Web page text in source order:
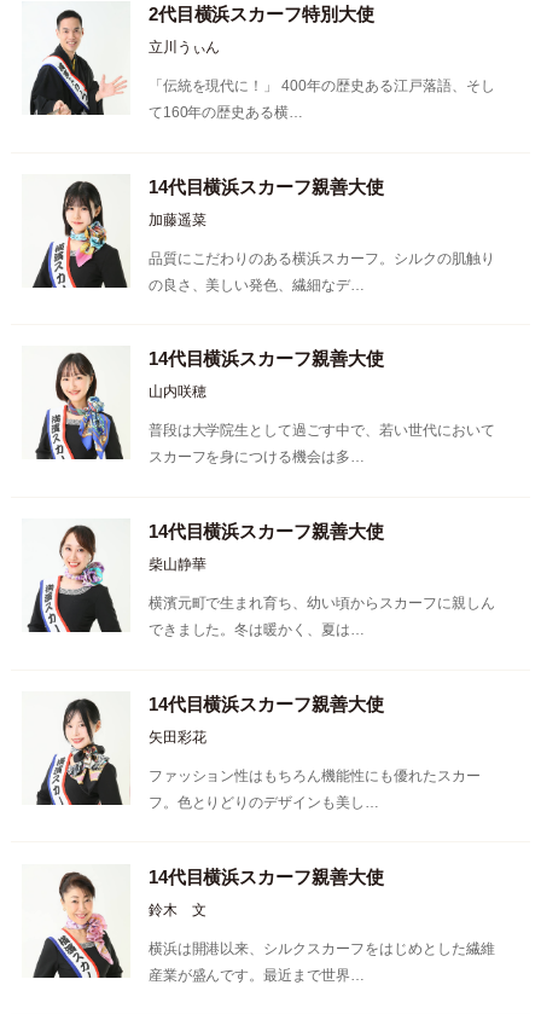
2代目横浜スカーフ特別大使
立川うぃん
「伝統を現代に！」 400年の歴史ある江戸落語、そし
て160年の歴史ある横…
14代目横浜スカーフ親善大使
加藤遥菜
品質にこだわりのある横浜スカーフ。シルクの肌触り
の良さ、美しい発色、繊細なデ…
14代目横浜スカーフ親善大使
山内咲穂
普段は大学院生として過ごす中で、若い世代において
スカーフを身につける機会は多…
14代目横浜スカーフ親善大使
柴山静華
横濱元町で生まれ育ち、幼い頃からスカーフに親しん
できました。冬は暖かく、夏は…
14代目横浜スカーフ親善大使
矢田彩花
ファッション性はもちろん機能性にも優れたスカー
フ。色とりどりのデザインも美し…
14代目横浜スカーフ親善大使
鈴木 文
横浜は開港以来、シルクスカーフをはじめとした繊維
産業が盛んです。最近まで世界…